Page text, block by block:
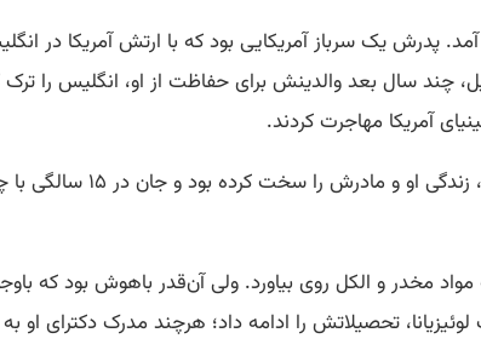
انگلستان به دنیا آمد. پدرش یک سرباز آمریکایی بود که با ارتش
سال بعد والدینش برای حفاظت از او، انگلیس را ترک
آمریکا مهاجرت کردند.
جان مک‌آفی به‌عنوان یک نوجوان
مخدر و الکل روی بیاورد. ولی آن‌قدر باهوش بود که